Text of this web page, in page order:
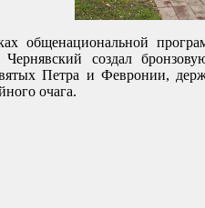
общенациональной
Чернявский создал
Петра и Февронии,
очага.